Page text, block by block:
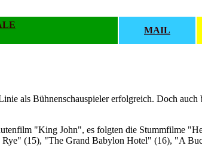
MAIL
als Bühnenschauspieler erfolgreich. Doch auch
"King John", es folgten die Stummfilme
(15), "The Grand Babylon Hotel" (16), "A